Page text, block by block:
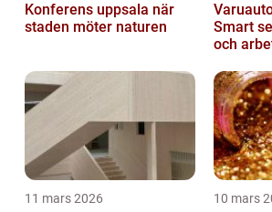
Konferens uppsala när
staden möter naturen
Smart
och
11 mars 2026 10 mars